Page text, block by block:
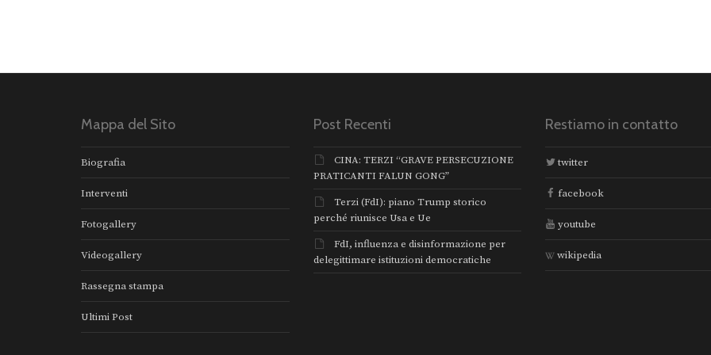
Mappa del Sito
Biografia
Interventi
Fotogallery
Videogallery
Rassegna stampa
Ultimi Post
Post Recenti
CINA: TERZI “GRAVE PERSECUZIONE
PRATICANTI FALUN GONG”
Terzi (FdI): piano Trump storico
perché riunisce Usa e Ue
FdI, influenza e disinformazione per
delegittimare istituzioni democratiche
Restiamo in contatto
twitter
facebook
youtube
wikipedia